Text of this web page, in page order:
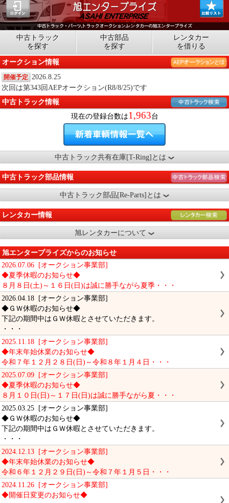
中古トラック
を探す
中古部品
を探す
レンタカー
を借りる
オークション情報
開催予定
2026.8.25
次回は第343回AEPオークション(R8/8/25)です
中古トラック情報
現在の登録台数は1,963台
中古トラック共有在庫[T-Ring]とは
中古トラック部品情報
中古トラック部品[Re-Parts]とは
レンタカー情報
旭レンタカーについて
旭エンタープライズからのお知らせ
2026.07.06 [オークション事業部]
◆夏季休暇のお知らせ◆
８月８日(土)～１６日(日)は誠に勝手ながら夏季・・・
2026.04.18 [オークション事業部]
◆ＧＷ休暇のお知らせ◆
下記の期間中はＧＷ休暇とさせていただきます。
・・・
2025.11.18 [オークション事業部]
◆年末年始休業のお知らせ◆
令和７年１２月２８日(日)～令和８年１月４日・・・
2025.07.09 [オークション事業部]
◆夏季休暇のお知らせ◆
８月１０日(日)～１７日(日)は誠に勝手ながら夏・・・
2025.03.25 [オークション事業部]
◆ＧＷ休暇のお知らせ◆
下記の期間中はＧＷ休暇とさせていただきます。
・・・
2024.12.13 [オークション事業部]
◆年末年始休業のお知らせ◆
令和６年１２月２９日(日)～令和７年１月５日・・・
2024.11.26 [オークション事業部]
◆開催日変更のお知らせ◆